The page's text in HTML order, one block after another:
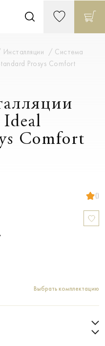
Инсталляции
Система
Prosys Comfort
Ideal
Comfort
()
Выбрать комплектацию